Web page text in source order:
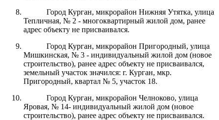
Город Курган, микрорайон Нижняя Утятка, улица
Тепличная, № 2 - многоквартирный жилой дом, ранее
адрес объекту не присваивался.
Город Курган, микрорайон Пригородный, улица
Мишкинская, № 3 - индивидуальный жилой дом (новое
строительство), ранее адрес объекту не присваивался,
земельный участок значился: г. Курган, мкр.
Пригородный, квартал № 5, участок 18.
Город Курган, микрорайон Челноково, улица
Яровая, № 14- индивидуальный жилой дом (новое
строительство), ранее адрес объекту не присваивался.